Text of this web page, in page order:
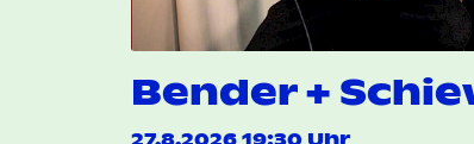
Bender +
27.8.2026 19:30 Uhr